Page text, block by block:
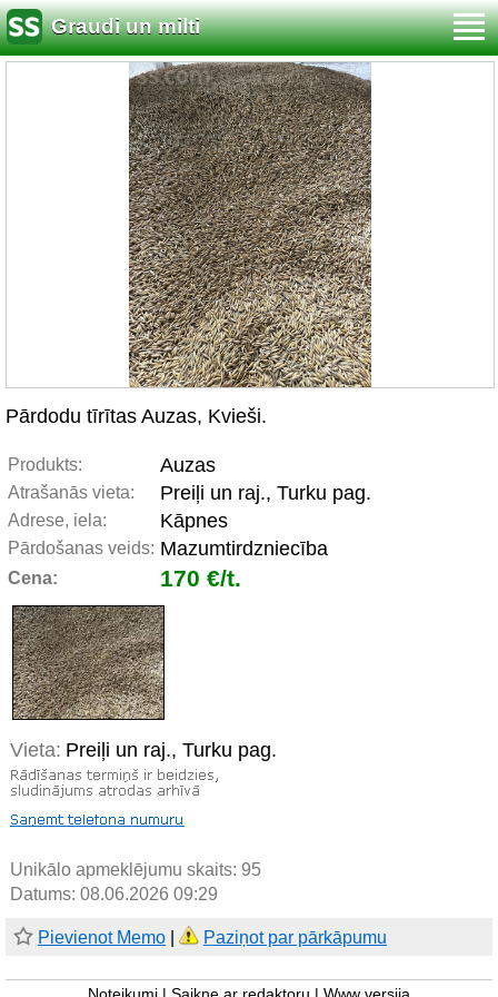
Graudi un milti
Pārdodu tīrītas Auzas, Kvieši.
Produkts: Auzas
Atrašanās vieta: Preiļi un raj., Turku pag.
Adrese, iela: Kāpnes
Pārdošanas veids: Mazumtirdzniecība
Cena: 170 €/t.
Vieta: Preiļi un raj., Turku pag.
Unikālo apmeklējumu skaits: 95
Datums: 08.06.2026 09:29
Pievienot Memo Paziņot par pārkāpumu